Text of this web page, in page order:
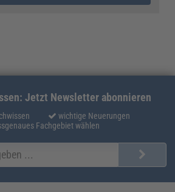
Jetzt Newsletter abonnieren
wichtige Neuerungen
Fachgebiet wählen